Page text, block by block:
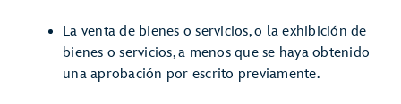
La venta de bienes o servicios, o la exhibición de
bienes o servicios, a menos que se haya obtenido
una aprobación por escrito previamente.